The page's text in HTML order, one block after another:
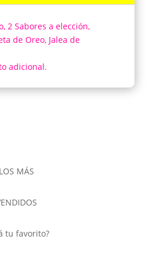
2 Sabores a elección,
de Oreo, Jalea de
adicional.
LOS MÁS
tu favorito?